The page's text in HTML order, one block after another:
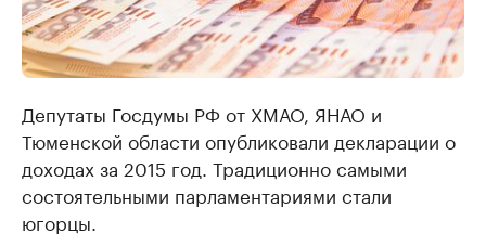
Депутаты Госдумы РФ от ХМАО, ЯНАО и
Тюменской области опубликовали декларации о
доходах за 2015 год. Традиционно самыми
состоятельными парламентариями стали
югорцы.